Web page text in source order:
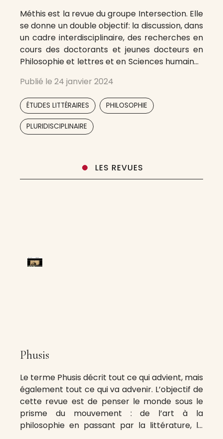
Méthis est la revue du groupe Intersection. Elle
se donne un double objectif: la discussion, dans
un cadre interdisciplinaire, des recherches en
cours des doctorants et jeunes docteurs en
Philosophie et lettres et en Sciences humaines
constitution d’un lieu de publication ouvert
pour des dossiers portant sur
Publié le 24 janvier 2024
ÉTUDES LITTÉRAIRES PHILOSOPHIE
PLURIDISCIPLINAIRE
LES REVUES
Phusis
Le terme Phusis décrit tout ce qui advient, mais
également tout ce qui va advenir. L’objectif de
cette revue est de penser le monde sous le
prisme du mouvement : de l’art à la
philosophie en passant par la littérature, la